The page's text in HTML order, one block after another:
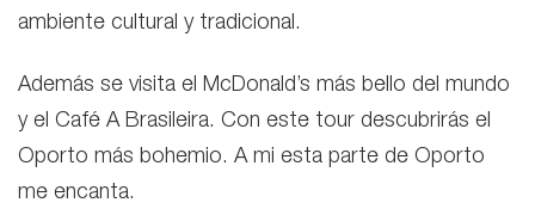
ambiente cultural y tradicional.
Además se visita el McDonald’s más bello del mundo
y el Café A Brasileira. Con este tour descubrirás el
Oporto más bohemio. A mi esta parte de Oporto
me encanta.